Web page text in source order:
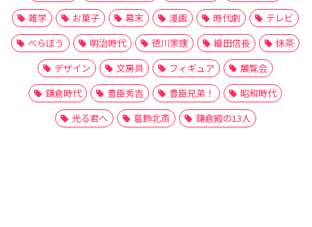
雑学
お菓子 幕末 漫画 時代劇
テレビ
べらぼう
明治時代 徳川家康 織田信長
抹茶
デザイン
文房具 フィギュア
展覧会
鎌倉時代
豊臣秀吉 豊臣兄弟！
昭和時代
光る君へ
葛飾北斎 鎌倉殿の13人